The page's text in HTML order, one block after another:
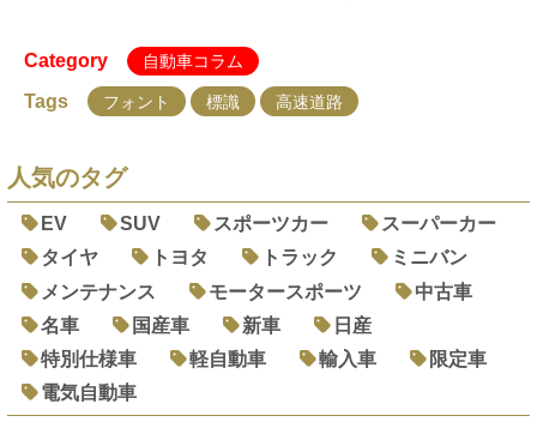
Category 自動車コラム
Tags フォント 標識 高速道路
人気のタグ
EV SUV スポーツカー
スーパーカー
タイヤ
トヨタ トラック
ミニバン
メンテナンス
モータースポーツ
中古車
名車
国産車 新車
日産
特別仕様車
軽自動車 輸入車
限定車
電気自動車